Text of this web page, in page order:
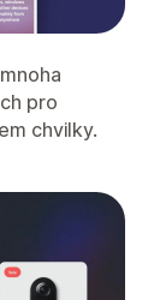
pro
chvilky.